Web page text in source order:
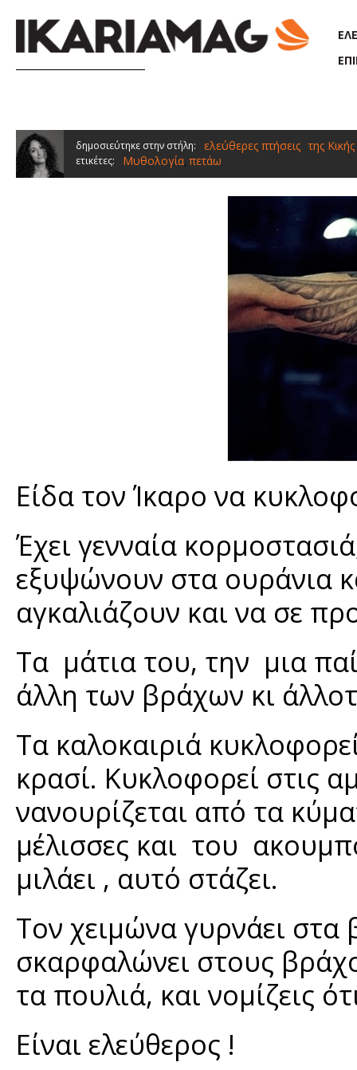
δημοσιεύτηκε στην στήλη: ελεύθερες πτήσεις της
ετικέτες: Μυθολογία, πετάω
Είδα τον Ίκαρο να
Έχει γενναία
εξυψώνουν στα ουράνια
αγκαλιάζουν και να σε
Τα μάτια του, την μια
άλλη των βράχων κι
Τα καλοκαιριά
κρασί. Κυκλοφορεί στις
νανουρίζεται από τα
μέλισσες και του
μιλάει , αυτό στάζει.
Τον χειμώνα γυρνάει στα
σκαρφαλώνει στους
τα πουλιά, και νομίζεις
Είναι ελεύθερος !